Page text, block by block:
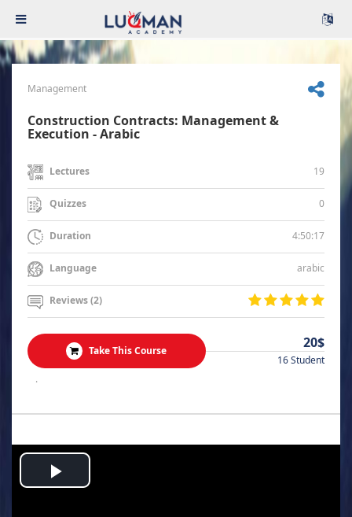
Management
Construction Contracts: Management &
Execution - Arabic
Lectures 19
Quizzes 0
Duration 4:50:17
Language arabic
Reviews (2)
Take This Course 20$
16 Student
.
Play